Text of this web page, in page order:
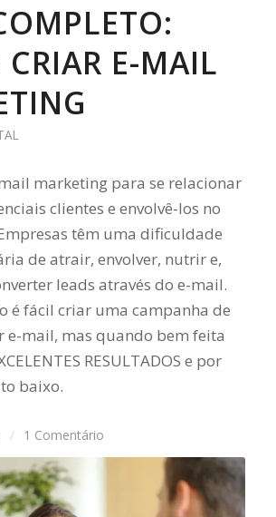
E-MAIL
marketing para se relacionar
clientes e envolvê-los no
têm uma dificuldade
de atrair, envolver, nutrir e,
leads através do e-mail.
é fácil criar uma campanha de
e-mail, mas quando bem feita
RESULTADOS e por
baixo.
/ 1 Comentário